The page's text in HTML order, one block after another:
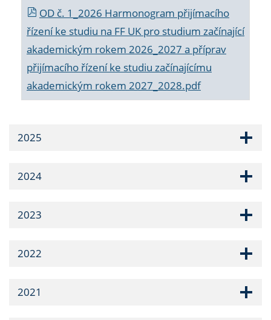
OD č. 1_2026 Harmonogram přijímacího
řízení ke studiu na FF UK pro studium začínající
akademickým rokem 2026_2027 a příprav
přijímacího řízení ke studiu začínajícímu
akademickým rokem 2027_2028.pdf
2025
2024
2023
2022
2021